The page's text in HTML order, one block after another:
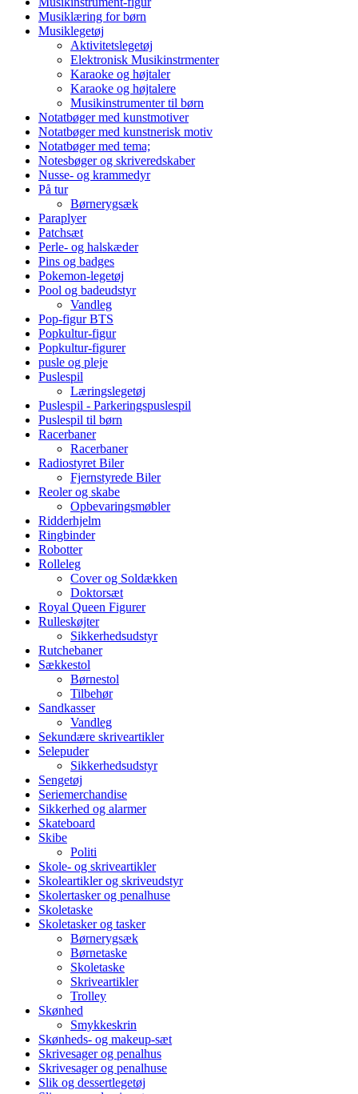
Musiklæring for børn
Musiklegetøj
Aktivitetslegetøj
Elektronisk Musikinstrmenter
Karaoke og højtaler
Karaoke og højtalere
Musikinstrumenter til børn
Notatbøger med kunstmotiver
Notatbøger med kunstnerisk motiv
Notatbøger med tema;
Notesbøger og skriveredskaber
Nusse- og krammedyr
På tur
Børnerygsæk
Paraplyer
Patchsæt
Perle- og halskæder
Pins og badges
Pokemon-legetøj
Pool og badeudstyr
Vandleg
Pop-figur BTS
Popkultur-figur
Popkultur-figurer
pusle og pleje
Puslespil
Læringslegetøj
Puslespil - Parkeringspuslespil
Puslespil til børn
Racerbaner
Racerbaner
Radiostyret Biler
Fjernstyrede Biler
Reoler og skabe
Opbevaringsmøbler
Ridderhjelm
Ringbinder
Robotter
Rolleleg
Cover og Soldækken
Doktorsæt
Royal Queen Figurer
Rulleskøjter
Sikkerhedsudstyr
Rutchebaner
Sækkestol
Børnestol
Tilbehør
Sandkasser
Vandleg
Sekundære skriveartikler
Selepuder
Sikkerhedsudstyr
Sengetøj
Seriemerchandise
Sikkerhed og alarmer
Skateboard
Skibe
Politi
Skole- og skriveartikler
Skoleartikler og skriveudstyr
Skolertasker og penalhuse
Skoletaske
Skoletasker og tasker
Børnerygsæk
Børnetaske
Skoletaske
Skriveartikler
Trolley
Skønhed
Smykkeskrin
Skønheds- og makeup-sæt
Skrivesager og penalhus
Skrivesager og penalhuse
Slik og dessertlegetøj